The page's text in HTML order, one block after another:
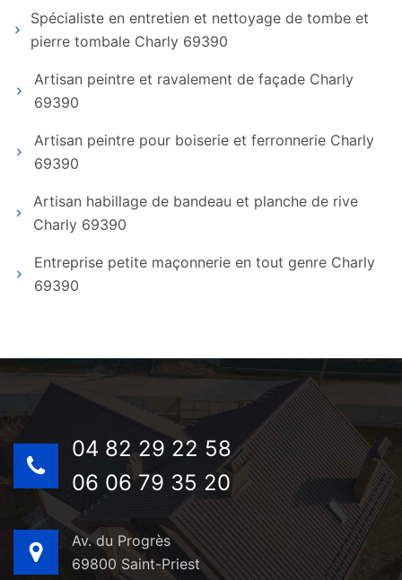
Spécialiste en entretien et nettoyage de tombe et
pierre tombale Charly 69390
Artisan peintre et ravalement de façade Charly
69390
Artisan peintre pour boiserie et ferronnerie Charly
69390
Artisan habillage de bandeau et planche de rive
Charly 69390
Entreprise petite maçonnerie en tout genre Charly
69390
04 82 29 22 58
06 06 79 35 20
Av. du Progrès
69800 Saint-Priest